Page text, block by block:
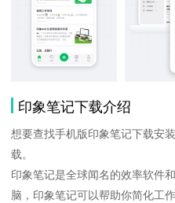
印象笔记下载介绍
想要查找手机版印象笔记下载安
载。
印象笔记是全球闻名的效率软件
脑，印象笔记可以帮助你简化工